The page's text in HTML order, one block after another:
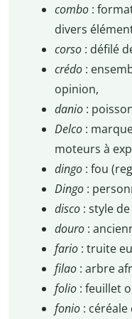
combo :
divers
corso : défilé
crédo :
opinion,
danio :
Delco :
moteurs à
dingo : fou
Dingo :
disco : style
douro :
fario : truite
filao : arbre
folio : feuillet
fonio : céréale